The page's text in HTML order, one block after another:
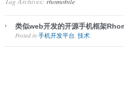
类似web开发的开源手机框架
Posted in 手机开发平台 技术